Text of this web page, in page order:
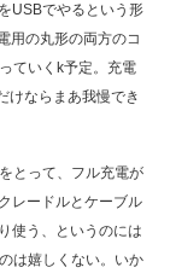
USBでやるという形
用の丸形の両方のコ
ていくk予定。充電
けならまあ我慢でき
とって、フル充電が
レードルとケーブル
使う、というのには
は嬉しくない。いか